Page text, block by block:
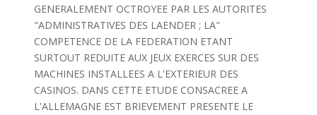
GENERALEMENT OCTROYEE PAR LES AUTORITES
"ADMINISTRATIVES DES LAENDER ; LA"
COMPETENCE DE LA FEDERATION ETANT
SURTOUT REDUITE AUX JEUX EXERCES SUR DES
MACHINES INSTALLEES A L'EXTERIEUR DES
CASINOS. DANS CETTE ETUDE CONSACREE A
L'ALLEMAGNE EST BRIEVEMENT PRESENTE LE